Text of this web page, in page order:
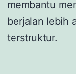
membantu
berjalan lebih
terstruktur.